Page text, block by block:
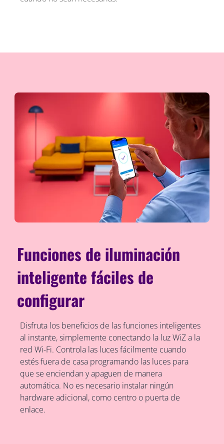
Funciones de iluminación
inteligente fáciles de
configurar
Disfruta los beneficios de las funciones inteligentes
al instante, simplemente conectando la luz WiZ a la
red Wi-Fi. Controla las luces fácilmente cuando
estés fuera de casa programando las luces para
que se enciendan y apaguen de manera
automática. No es necesario instalar ningún
hardware adicional, como centro o puerta de
enlace.